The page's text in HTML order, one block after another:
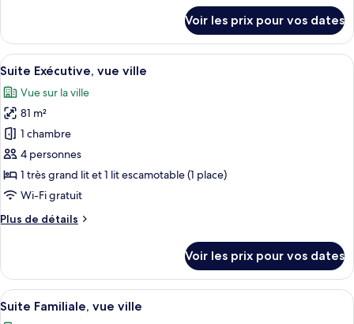
»,
1
très
grand
lit,
vue
ville
le
type
de
Suite
«
Premier
»,
très
grand
lit,
ville
Voir les prix pour vos dates
Afficher
toutes
les
photos
pour
ce
type
de
chambre :
Suite
ville
Une chambre d’hôtel moderne
9
Suite Exécutive, vue ville
Vue sur la ville
81 m²
1 chambre
4 personnes
1 très grand lit et 1 lit escamotable (1 place)
Wi-Fi gratuit
Plus de détails
Plus
le
type
de
Voir les prix pour vos dates
Afficher
toutes
Une chambre d’hôtel moderne dotée
9
Suite Familiale, vue ville